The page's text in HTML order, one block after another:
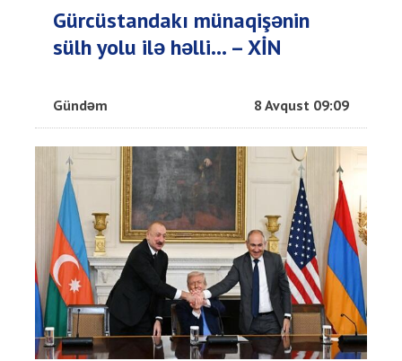
Gürcüstandakı münaqişənin
sülh yolu ilə həlli... – XİN
Gündəm 8 Avqust 09:09